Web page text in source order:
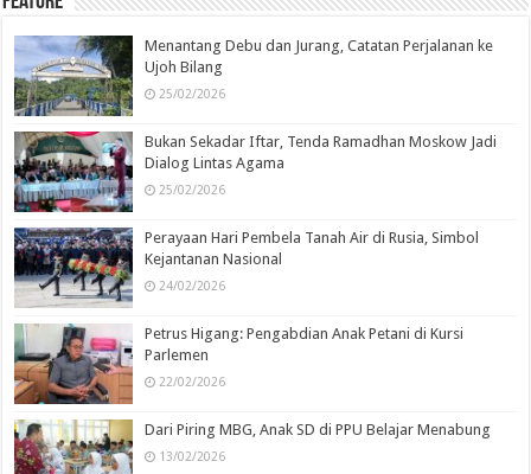
Menantang Debu dan Jurang, Catatan Perjalanan ke
Ujoh Bilang
25/02/2026
Bukan Sekadar Iftar, Tenda Ramadhan Moskow Jadi
Dialog Lintas Agama
25/02/2026
Perayaan Hari Pembela Tanah Air di Rusia, Simbol
Kejantanan Nasional
24/02/2026
Petrus Higang: Pengabdian Anak Petani di Kursi
Parlemen
22/02/2026
Dari Piring MBG, Anak SD di PPU Belajar Menabung
13/02/2026